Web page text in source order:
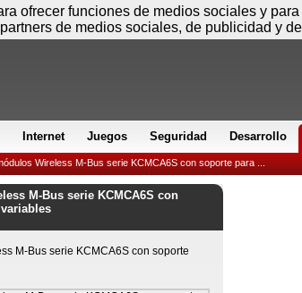
Internet Juegos Seguridad Desarrollo
Wireless M-Bus serie KCMCA6S con soporte para ...
M-Bus serie KCMCA6S con
Sábado 08
ofrecer funciones de medios sociales y
de medios sociales, de publicidad y